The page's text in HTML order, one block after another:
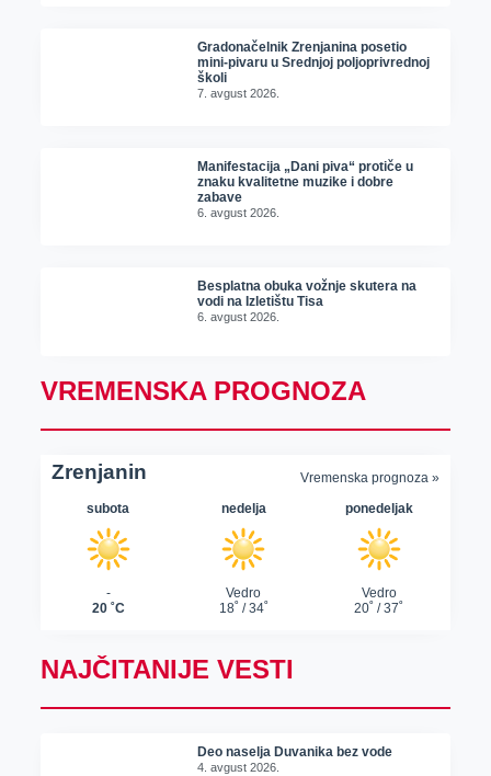
Gradonačelnik Zrenjanina posetio
mini-pivaru u Srednjoj poljoprivrednoj
školi
7. avgust 2026.
Manifestacija „Dani piva“ protiče u
znaku kvalitetne muzike i dobre
zabave
6. avgust 2026.
Besplatna obuka vožnje skutera na
vodi na Izletištu Tisa
6. avgust 2026.
VREMENSKA PROGNOZA
NAJČITANIJE VESTI
Deo naselja Duvanika bez vode
4. avgust 2026.